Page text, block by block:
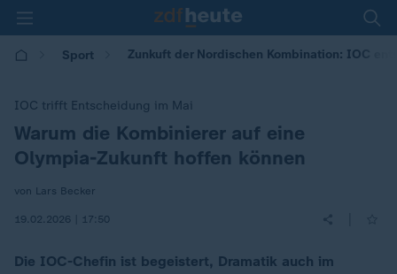
Sport Zunkuft der Nordischen Kombination: IOC
IOC trifft Entscheidung im Mai
:
Warum die Kombinierer auf eine
Olympia-Zukunft hoffen können
von Lars Becker
19.02.2026 | 17:50
Die IOC-Chefin ist begeistert, Dramatik auch im